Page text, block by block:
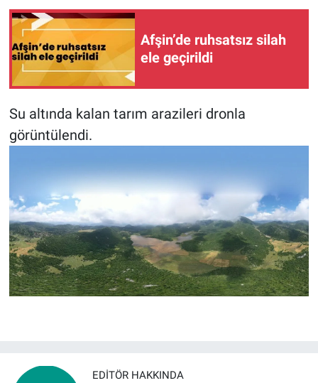
Afşin’de ruhsatsız silah
ele geçirildi
Su altında kalan tarım arazileri dronla
görüntülendi.
EDITÖR HAKKINDA